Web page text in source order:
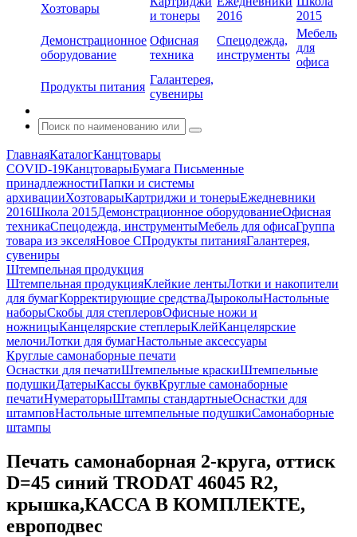
Хозтовары
и тонеры
2016
2015
Демонстрационное
оборудование
Офисная
техника
Спецодежда,
инструменты
Мебель
для
офиса
Продукты питания
Галантерея,
сувениры
ГлавнаяКаталогКанцтовары
COVID-19КанцтоварыБумага Письменные
принадлежностиПапки и системы
архивацииХозтоварыКартриджи и тонерыЕжедневники
2016Школа 2015Демонстрационное оборудованиеОфисная
техникаСпецодежда, инструментыМебель для офисаГруппа
товара из экселяНовое СПродукты питанияГалантерея,
сувениры
Штемпельная продукция
Штемпельная продукцияКлейкие лентыЛотки и накопители
для бумагКорректирующие средстваДыроколыНастольные
наборыСкобы для степлеровОфисные ножи и
ножницыКанцелярские степлерыКлейКанцелярские
мелочиЛотки для бумагНастольные аксессуары
Круглые самонаборные печати
Оснастки для печатиШтемпельные краскиШтемпельные
подушкиДатерыКассы буквКруглые самонаборные
печатиНумераторыШтампы стандартныеОснастки для
штамповНастольные штемпельные подушкиСамонаборные
штампы
Печать самонаборная 2-круга, оттиск
D=45 синий TRODAT 46045 R2,
крышка,КАССА В КОМПЛЕКТЕ,
европодвес